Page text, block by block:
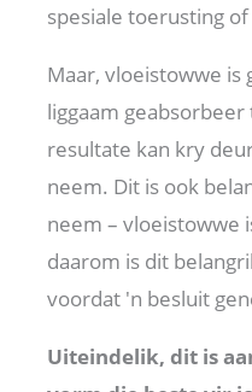
spesiale toerusting
Maar, vloeistowwe
liggaam
resultate kan kry
neem. Dit is ook
neem – vloeistowwe
daarom is dit
voordat 'n besluit
Uiteindelik, dit is